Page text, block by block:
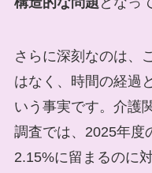
さらに深刻なのは、
はなく、時間の経過
いう事実です。介護
調査では、2025年度
2.15%に留まるのに